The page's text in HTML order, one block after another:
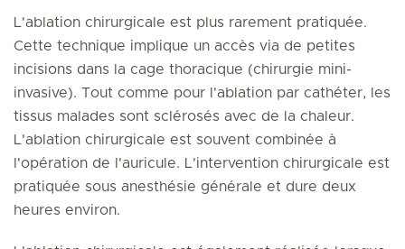
L'ablation chirurgicale est plus rarement pratiquée.
Cette technique implique un accès via de petites
incisions dans la cage thoracique (chirurgie mini-
invasive). Tout comme pour l'ablation par cathéter, les
tissus malades sont sclérosés avec de la chaleur.
L'ablation chirurgicale est souvent combinée à
l'opération de l'auricule. L'intervention chirurgicale est
pratiquée sous anesthésie générale et dure deux
heures environ.